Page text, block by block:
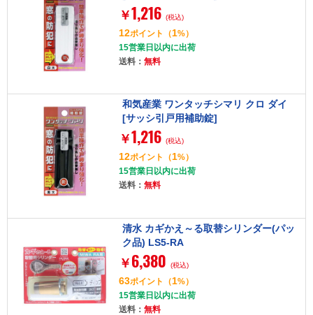
￥1,216 (税込)
12ポイント （1%）
15営業日以内に出荷
送料： 無料
和気産業 ワンタッチシマリ クロ ダイ
[サッシ引戸用補助錠]
￥1,216 (税込)
12ポイント （1%）
15営業日以内に出荷
送料： 無料
清水 カギかえ～る取替シリンダー(パッ
ク品) LS5-RA
￥ 6,380 (税込)
63ポイント （1%）
15営業日以内に出荷
送料： 無料